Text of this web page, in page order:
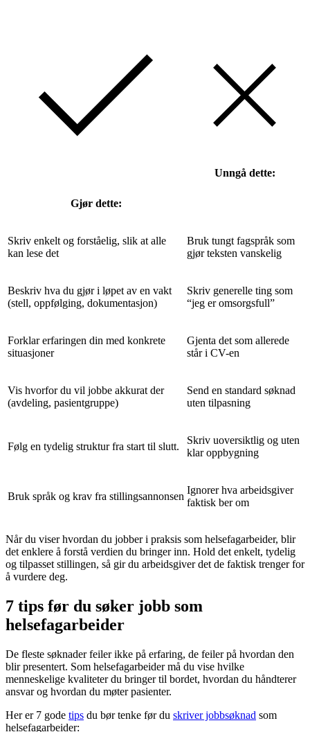
Gjør dette:
Unngå dette:
Skriv enkelt og forståelig, slik at alle
kan lese det
Bruk tungt fagspråk som
gjør teksten vanskelig
Beskriv hva du gjør i løpet av en vakt
(stell, oppfølging, dokumentasjon)
Skriv generelle ting som
“jeg er omsorgsfull”
Forklar erfaringen din med konkrete
situasjoner
Gjenta det som allerede
står i CV-en
Vis hvorfor du vil jobbe akkurat der
(avdeling, pasientgruppe)
Send en standard søknad
uten tilpasning
Følg en tydelig struktur fra start til slutt.
Skriv uoversiktlig og uten
klar oppbygning
Bruk språk og krav fra stillingsannonsen
Ignorer hva arbeidsgiver
faktisk ber om
Når du viser hvordan du jobber i praksis som helsefagarbeider, blir
det enklere å forstå verdien du bringer inn. Hold det enkelt, tydelig
og tilpasset stillingen, så gir du arbeidsgiver det de faktisk trenger for
å vurdere deg.
7 tips før du søker jobb som
helsefagarbeider
De fleste søknader feiler ikke på erfaring, de feiler på hvordan den
blir presentert. Som helsefagarbeider må du vise hvilke
menneskelige kvaliteter du bringer til bordet, hvordan du håndterer
ansvar og hvordan du møter pasienter.
Her er 7 gode tips du bør tenke før du skriver jobbsøknad som
helsefagarbeider: